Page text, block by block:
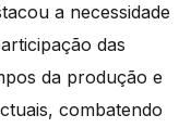
a necessidade
das
da produção e
combatendo